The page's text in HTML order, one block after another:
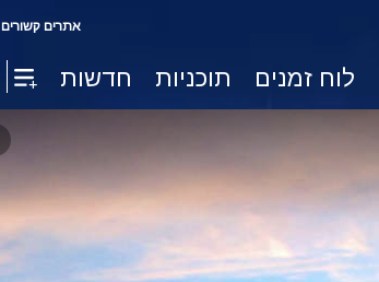
אתרים קשורים
לוח זמנים תוכניות חדשות